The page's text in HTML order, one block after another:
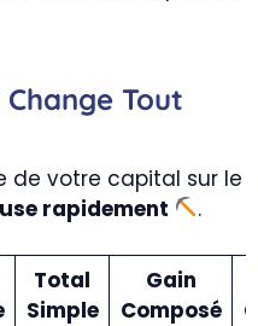
Tout
de votre capital sur le
rapidement .
Total
Simple
Gain
Composé